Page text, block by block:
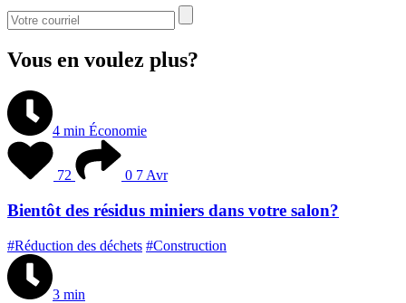
Vous en voulez plus?
4 min Économie
72 0 7 Avr
Bientôt des résidus miniers dans votre salon?
#Réduction des déchets #Construction
3 min